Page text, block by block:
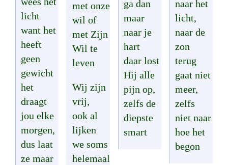
licht
want het
heeft
geen
gewicht
het
draagt
jou elke
morgen,
dus laat
ze maar
met onze
wil of
met Zijn
Wil te
leven
Wij zijn
vrij,
ook al
lijken
we soms
helemaal
ga dan
maar
naar je
hart
daar lost
Hij alle
pijn op,
zelfs de
diepste
smart
naar het
licht,
naar de
zon
terug
gaat niet
meer,
zelfs
niet naar
hoe het
begon